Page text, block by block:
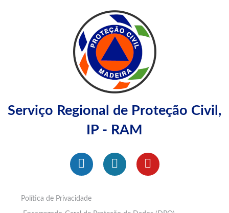
Serviço Regional de Proteção Civil,
IP - RAM
Política de Privacidade